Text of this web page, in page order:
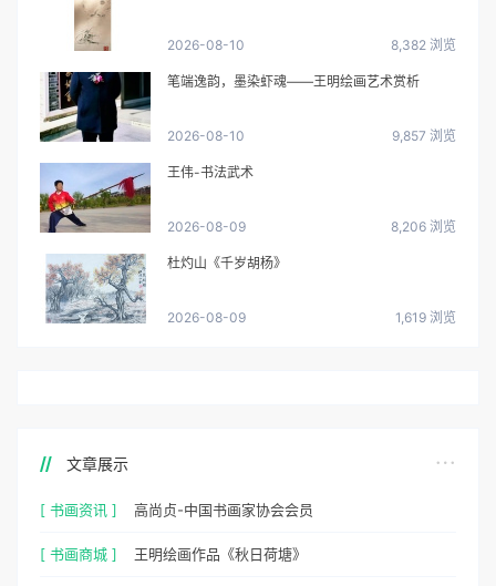
2026-08-10 8,382 浏览
笔端逸韵，墨染虾魂——王明绘画艺术赏析
2026-08-10 9,857 浏览
王伟-书法武术
2026-08-09 8,206 浏览
杜灼山《千岁胡杨》
2026-08-09 1,619 浏览
文章展示
[ 书画资讯 ] 高尚贞-中国书画家协会会员
[ 书画商城 ] 王明绘画作品《秋日荷塘》